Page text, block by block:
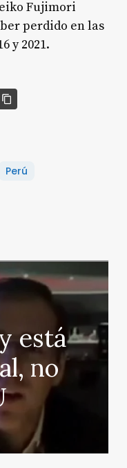
Fujimori
perdido en las
y 2021.
Perú
está
no